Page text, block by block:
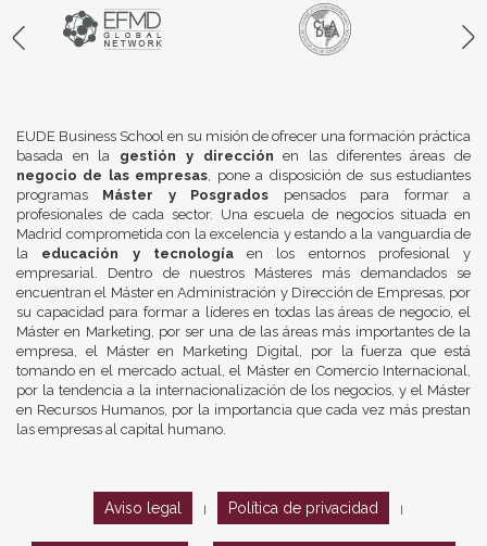
EUDE Business School en su misión de ofrecer una formación práctica
basada en la gestión y dirección en las diferentes áreas de
negocio de las empresas, pone a disposición de sus estudiantes
programas Máster y Posgrados pensados para formar a
profesionales de cada sector. Una escuela de negocios situada en
Madrid comprometida con la excelencia y estando a la vanguardia de
la educación y tecnologíaen los entornos profesional y
empresarial. Dentro de nuestros Másteres más demandados se
encuentran el Máster en Administración y Dirección de Empresas, por
su capacidad para formar a líderes en todas las áreas de negocio, el
Máster en Marketing, por ser una de las áreas más importantes de la
empresa, el Máster en Marketing Digital, por la fuerza que está
tomando en el mercado actual, el Máster en Comercio Internacional,
por la tendencia a la internacionalización de los negocios, y el Máster
en Recursos Humanos, por la importancia que cada vez más prestan
las empresas al capital humano.
Aviso legal Política de privacidad